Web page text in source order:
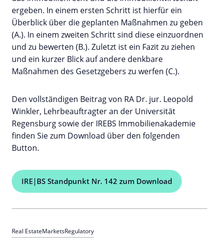
ergeben. In einem ersten Schritt ist hierfür ein
Überblick über die geplanten Maßnahmen zu geben
(A.). In einem zweiten Schritt sind diese einzu­ordnen
und zu bewerten (B.). Zuletzt ist ein Fazit zu ziehen
und ein kurzer Blick auf andere denkbare
Maßnahmen des Gesetzgebers zu werfen (C.).
Den vollständigen Beitrag von RA Dr. jur. Leopold
Winkler, Lehrbeauftragter an der Universität
Regensburg sowie der IREBS Immobilienakademie
finden Sie zum Download über den folgenden
Button.
IRE|BS Standpunkt Nr. 142 zum Download
Real EstateMarketsRegulatory